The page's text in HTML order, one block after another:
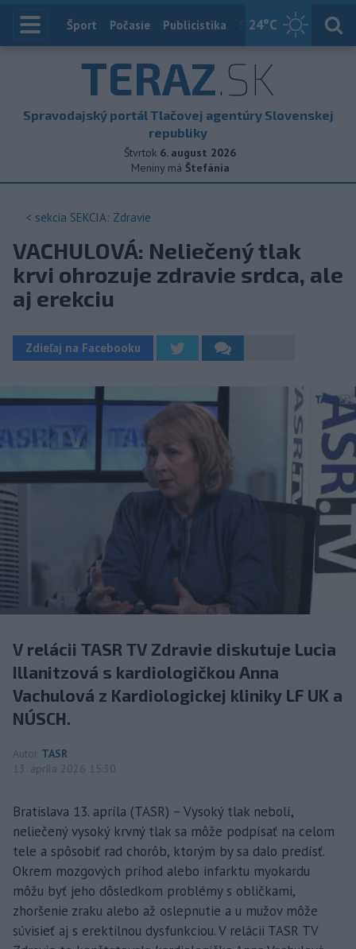
24°C
Index
Šport Počasie Publicistika Slovensko
TERAZ.SK
Spravodajský portál Tlačovej agentúry Slovenskej
republiky
Štvrtok 6. august 2026
Meniny má Štefánia
< sekcia SEKCIA: Zdravie
VACHULOVÁ: Neliečený tlak
krvi ohrozuje zdravie srdca, ale
aj erekciu
Zdieľaj na Facebooku
V relácii TASR TV Zdravie diskutuje Lucia
Illanitzová s kardiologičkou Anna
Vachulová z Kardiologickej kliniky LF UK a
NÚSCH.
Autor TASR
13. apríla 2026 15:30
Bratislava 13. apríla (TASR) – Vysoký tlak nebolí,
neliečený vysoký krvný tlak sa môže podpísať na celom
tele a spôsobiť rad chorôb, ktorým by sa dalo predísť.
Okrem mozgových príhod alebo infarktu myokardu
môžu byť jeho dôsledkom problémy s obličkami,
zhoršenie zraku alebo až oslepnutie a u mužov môže
súvisieť aj s erektilnou dysfunkciou. V relácii TASR TV